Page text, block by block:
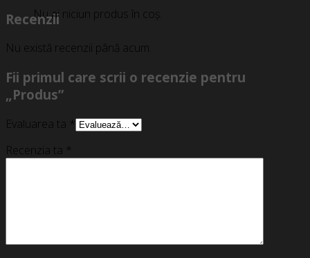
Nu ai niciun produs în coș.
Recenzii
Nu există recenzii până acum.
Fii primul care scrii o recenzie pentru
„Produs”
Evaluarea ta *
Recenzia ta *